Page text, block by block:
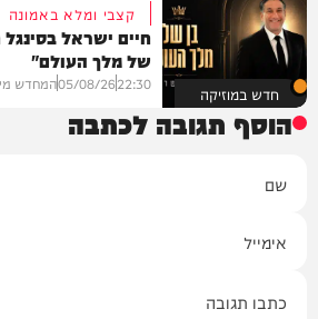
חדש במוזיקה
קצבי ומלא באמונה
חיים ישראל
של מלך העולם"
22:30
05/08/26המחדש
הוסף תגובה לכתבה